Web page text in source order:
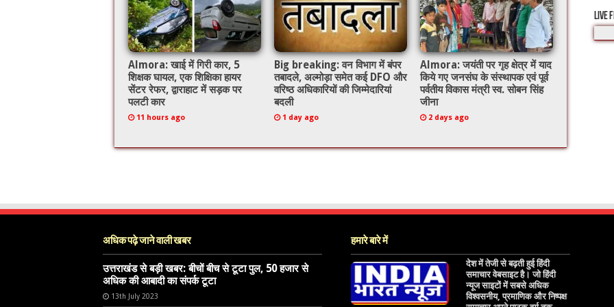
k
Almora: खाई में गिरी कार, 5
शिक्षक घायल, एक शिक्षिका हायर
सेंटर रेफर, द्वाराहाट में सड़क पर
पलटी कार
11 hours ago
Big breaking: वन विभाग में बंपर
तबादले, अल्मोड़ा समेत कई DFO और
वरिष्ठ अधिकारियों की जिम्मेदारियां
बदली
1 day ago
Almora: जयंती पर गृह क्षेत्र में याद
किये गए जनसंघ के संस्थापक एवं पूर्व
पर्वतीय विकास मंत्री स्व. सोबन सिंह
जीना
2 days ago
LIVE
अधिक पढ़े जाने वाली खबर
उत्तराखंड से बड़ी खबर: बीचों बीच से टूटा पुल, 50 हजार से
अधिक की आबादी का संपर्क टूटा
13th July 2023
हमारे बारे में
देश में तेजी से बढ़ती हुई हिंदी
समाचार वेबसाइट है। जो हिंदी
न्यूज साइटों में सबसे अधिक
विश्वसनीय, प्रमाणिक और निष्पक्ष